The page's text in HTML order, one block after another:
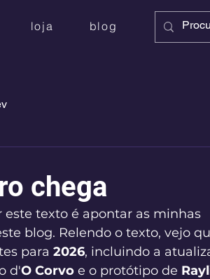
loja blog
chega
texto é apontar as minhas
blog. Relendo o texto, vejo
para 2026, incluindo a
d'O Corvo e o protótipo de